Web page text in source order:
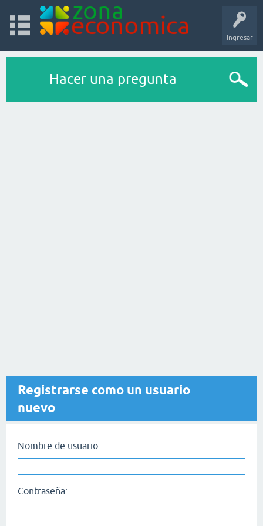
Ingresar
Hacer una pregunta
Registrarse como un usuario
nuevo
Nombre de usuario:
Contraseña: